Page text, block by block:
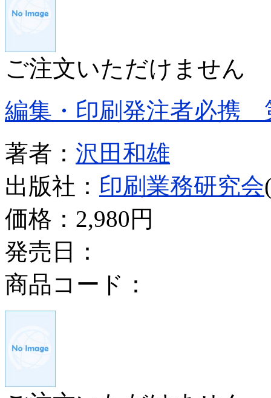
ご注文いただけません
編集・印刷発注者必携
著者： 沢田和雄
出版社： 印刷業務研究会
価格： 2,980円
発売日：
商品コード：